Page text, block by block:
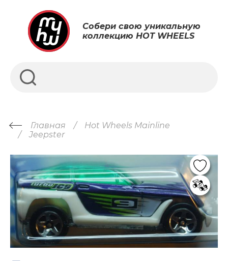
Собери свою уникальную
коллекцию HOT WHEELS
Главная
Hot Wheels Mainline
Jeepster